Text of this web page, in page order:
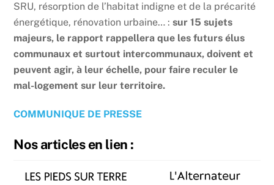
SRU, résorption de l’habitat indigne et de la précarité
énergétique, rénovation urbaine… :sur 15 sujets
majeurs, le rapport rappellera que les futurs élus
communaux et surtout intercommunaux, doivent et
peuvent agir, à leur échelle, pour faire reculer le
mal-logement sur leur territoire.
COMMUNIQUE DE PRESSE
Nos articles en lien :